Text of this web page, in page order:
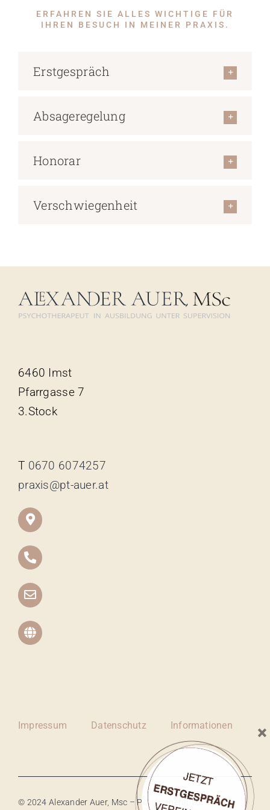
ERFAHREN SIE ALLES WICHTIGE FÜR
IHREN BESUCH IN MEINER PRAXIS.
Erstgespräch
Absageregelung
Honorar
Verschwiegenheit
6460 Imst
Pfarrgasse 7
3.Stock
T 0670 6074257
praxis@pt-auer.at
Impressum Datenschutz Informationen
© 2024 Alexander Auer, Msc – Psychotherapeut in
×